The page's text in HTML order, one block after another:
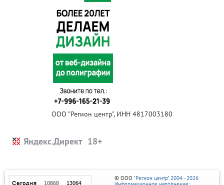
ООО "Регион центр", ИНН 4817003180
Яндекс.Директ
© ООО "Регион центр" 2004 - 2026